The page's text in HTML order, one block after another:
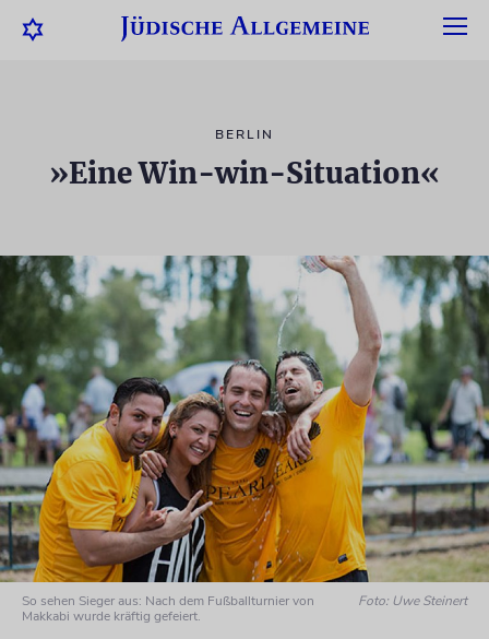
BERLIN
»Eine Win-win-Situation«
So sehen Sieger aus: Nach dem Fußballturnier von
Makkabi wurde kräftig gefeiert.
Foto: Uwe Steinert